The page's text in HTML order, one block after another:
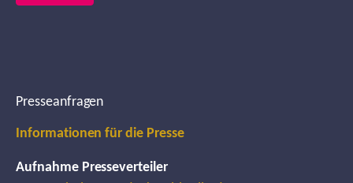
Presseanfragen
Informationen für die Presse
Aufnahme Presseverteiler